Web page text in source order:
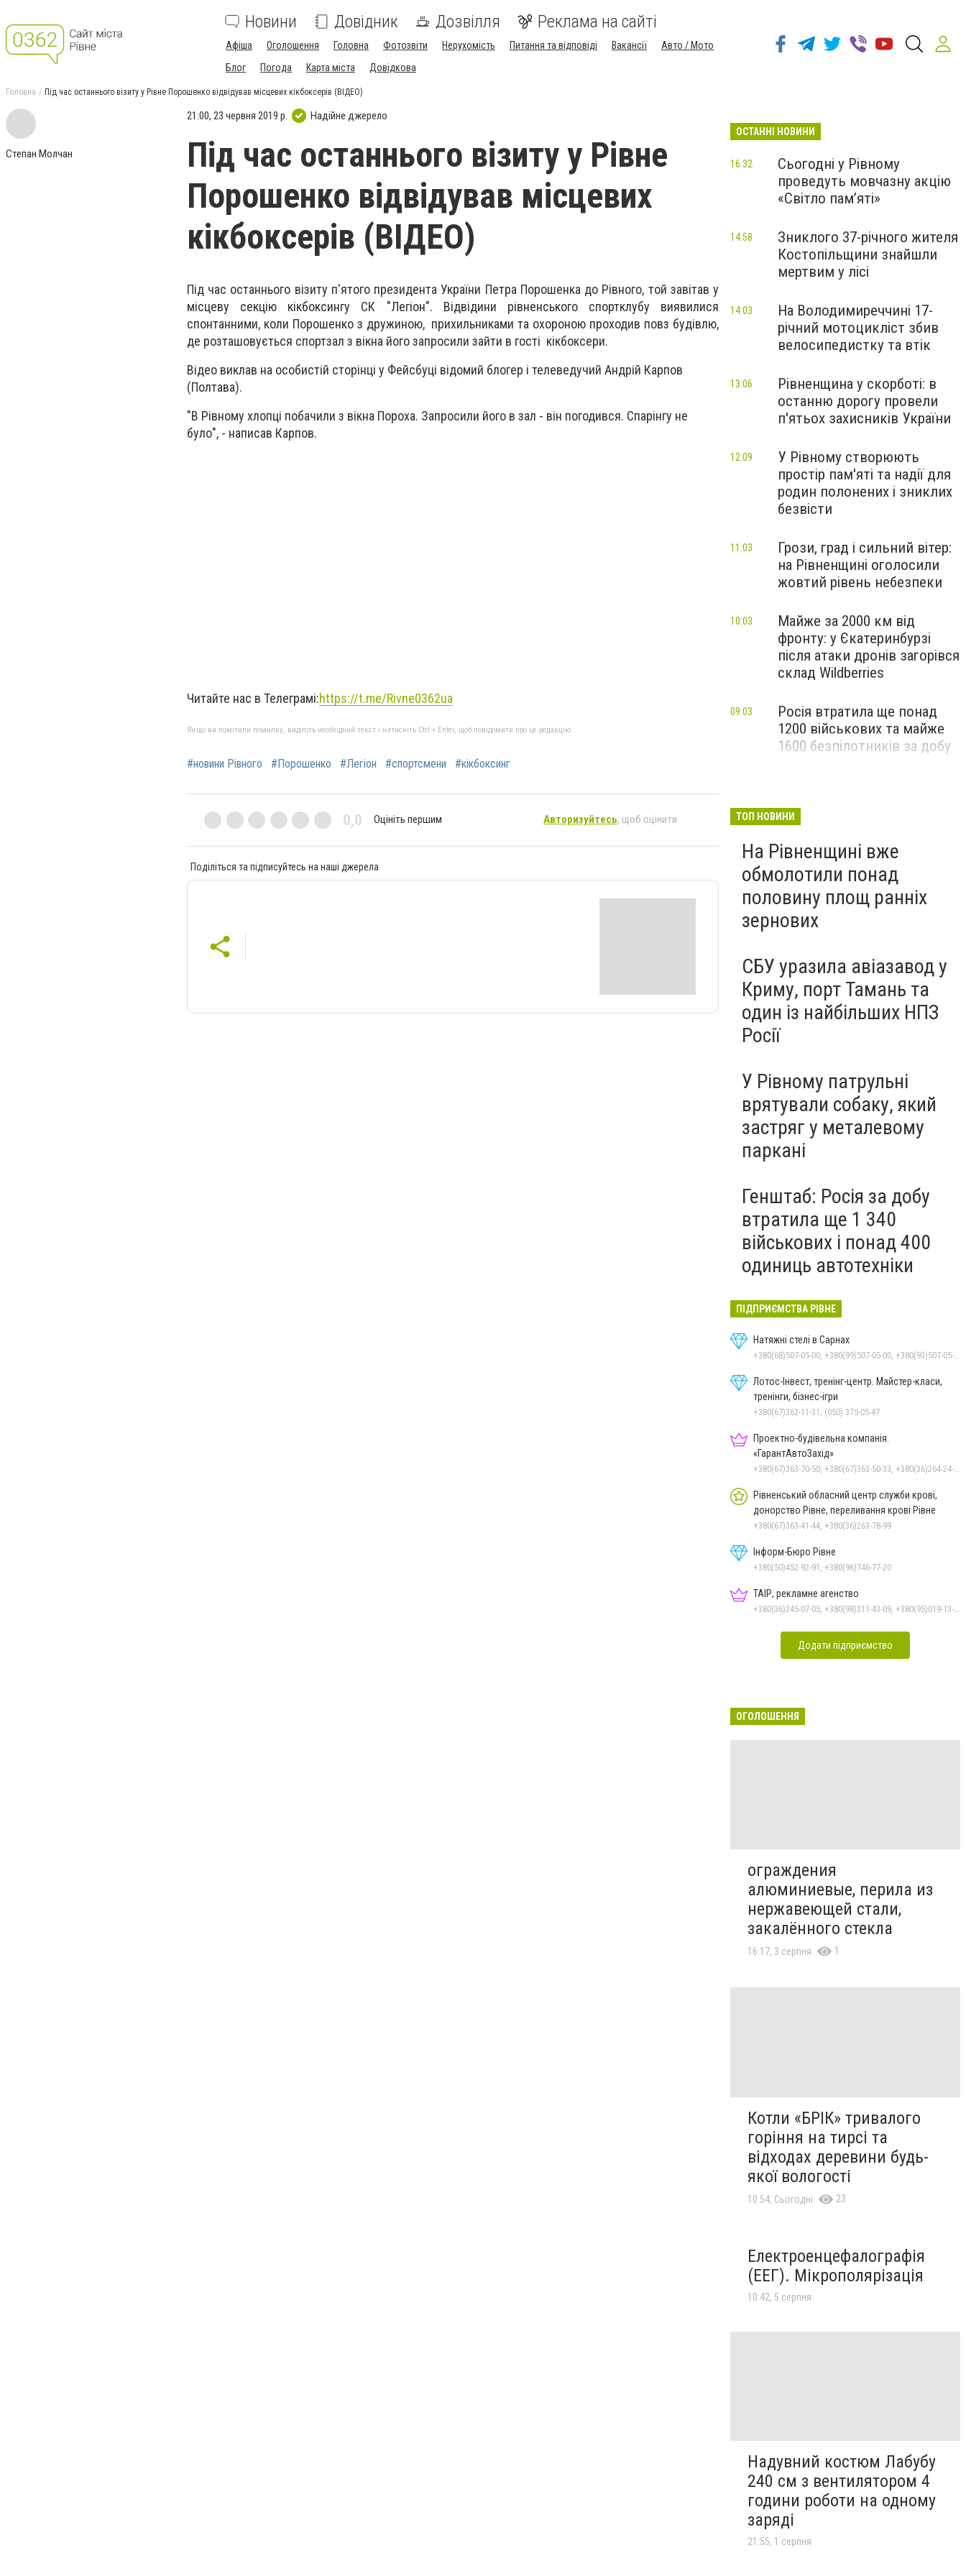
Новини Довідник Дозвілля Реклама на сайті
Афіша Оголошення Головна Фотозвіти Нерухомість Питання та відповіді Вакансії
Авто / Мото
Блог
Погода Карта міста Довідкова
Головна Під час останнього візиту у Рівне Порошенко відвідував місцевих кікбоксерів (ВІДЕО)
Степан Молчан
21:00, 23 червня 2019 р. Надійне джерело
Під час останнього візиту у Рівне
Порошенко відвідував місцевих
кікбоксерів (ВІДЕО)
Під час останнього візиту п'ятого президента України Петра Порошенка до Рівного, той завітав у
місцеву секцію кікбоксингу СК "Легіон". Відвідини рівненського спортклубу виявилися
спонтанними, коли Порошенко з дружиною, прихильниками та охороною проходив повз будівлю,
де розташовується спортзал з вікна його запросили зайти в гості кікбоксери.
Відео виклав на особистій сторінці у Фейсбуці відомий блогер і телеведучий Андрій Карпов
(Полтава).
"В Рівному хлопці побачили з вікна Пороха. Запросили його в зал - він погодився. Спарінгу не
було", - написав Карпов.
Читайте нас в Телеграмі:https://t.me/Rivne0362ua
Якщо ви помітили помилку, виділіть необхідний текст і натисніть Ctrl + Enter, щоб повідомити про це редакцію
#новини Рівного #Порошенко #Легіон #спортсмени #кікбоксинг
0,0 Оцініть першим Авторизуйтесь, щоб оцінити
Поділіться та підписуйтесь на наші джерела
ОСТАННІ НОВИНИ
Сьогодні у Рівному
проведуть мовчазну акцію
«Світло пам’яті»
16:32
Зниклого 37-річного жителя
Костопільщини знайшли
мертвим у лісі
14:58
На Володимиреччині 17-
річний мотоцикліст збив
велосипедистку та втік
14:03
Рівненщина у скорботі: в
останню дорогу провели
п'ятьох захисників України
13:06
У Рівному створюють
простір пам'яті та надії для
родин полонених і зниклих
безвісти
12:09
Грози, град і сильний вітер:
на Рівненщині оголосили
жовтий рівень небезпеки
11:03
Майже за 2000 км від
фронту: у Єкатеринбурзі
після атаки дронів загорівся
склад Wildberries
10:03
Росія втратила ще понад
1200 військових та майже
1600 безпілотників за добу
09:03
ТОП НОВИНИ
На Рівненщині вже
обмолотили понад
половину площ ранніх
зернових
СБУ уразила авіазавод у
Криму, порт Тамань та
один із найбільших НПЗ
Росії
У Рівному патрульні
врятували собаку, який
застряг у металевому
паркані
Генштаб: Росія за добу
втратила ще 1 340
військових і понад 400
одиниць автотехніки
ПІДПРИЄМСТВА РІВНЕ
Натяжні стелі в Сарнах
+380(68)507-05-00, +380(99)507-05-00, +380(93)507-05-00
Лотос-Інвест, тренінг-центр. Майстер-класи,
тренінги, бізнес-ігри
+380(67)362-11-31, (050) 375-05-47
Проектно-будівельна компанія.
«ГарантАвтоЗахід»
+380(67)363-70-50, +380(67)363-50-33, +380(36)264-24-10
Рівненський обласний центр служби крові,
донорство Рівне, переливання крові Рівне
+380(67)363-41-44, +380(36)263-78-99
Інформ-Бюро Рівне
+380(50)452-92-91, +380(96)746-77-20
ТАІР, рекламне агенство
+380(36)245-07-05, +380(98)311-43-09, +380(95)019-13-17
Додати підприємство
ОГОЛОШЕННЯ
ограждения
алюминиевые, перила из
нержавеющей стали,
закалённого стекла
16:17, 3 серпня 1
Котли «БРІК» тривалого
горіння на тирсі та
відходах деревини будь-
якої вологості
10:54, Сьогодні 23
Електроенцефалографія
(ЕЕГ). Мікрополярізація
10:42, 5 серпня
Надувний костюм Лабубу
240 см з вентилятором 4
години роботи на одному
заряді
21:55, 1 серпня